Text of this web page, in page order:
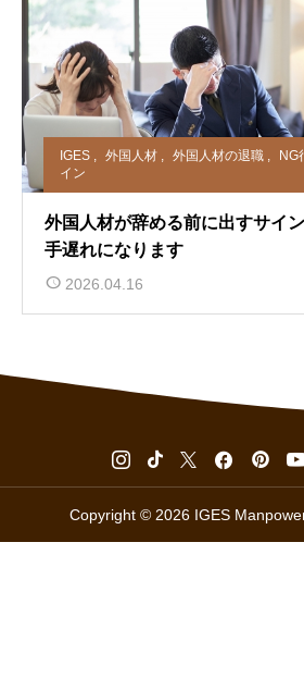
IGES , 外国人材 , 外国人材の退職 , NG
イン
外国人材が辞める前に出すサイ
手遅れになります
2026.04.16
Copyright © 2026 IGES